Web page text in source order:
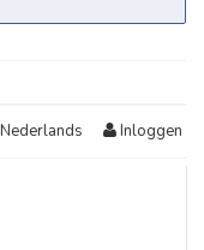
Nederlands Inloggen